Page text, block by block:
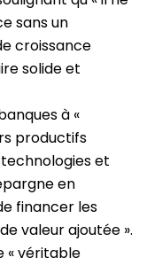
sans un
croissance
solide et
à «
productifs
et
en
financer les
valeur ajoutée ».
« véritable